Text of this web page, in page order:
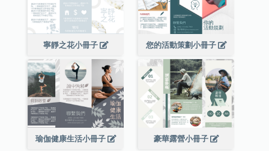
寧靜之花小冊子 您的活動策劃小冊子
瑜伽健康生活小冊子 豪華露營小冊子